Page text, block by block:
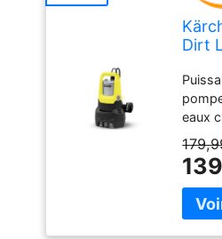
et un
Dirt
eaux
SP
d'eau